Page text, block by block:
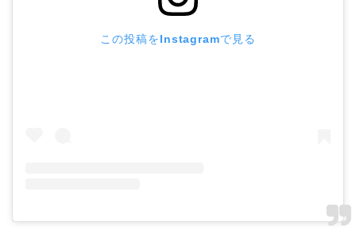
この投稿をInstagramで見る